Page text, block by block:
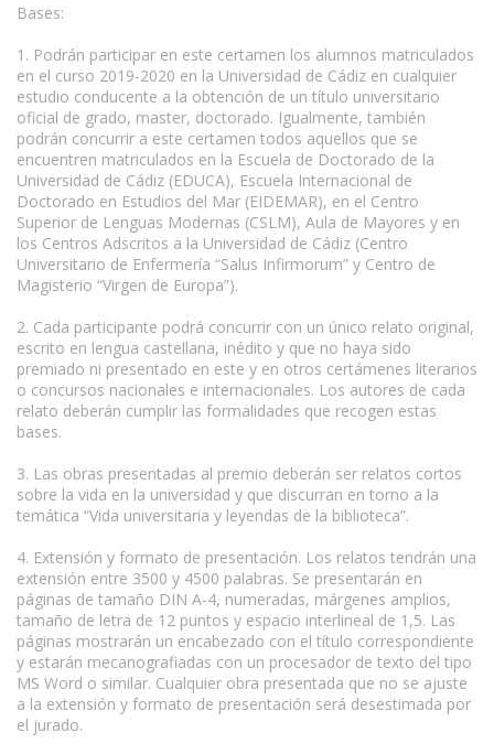
Bases:
1. Podrán participar en este certamen los alumnos matriculados
en el curso 2019-2020 en la Universidad de Cádiz en cualquier
estudio conducente a la obtención de un título universitario
oficial de grado, master, doctorado. Igualmente, también
podrán concurrir a este certamen todos aquellos que se
encuentren matriculados en la Escuela de Doctorado de la
Universidad de Cádiz (EDUCA), Escuela Internacional de
Doctorado en Estudios del Mar (EIDEMAR), en el Centro
Superior de Lenguas Modernas (CSLM), Aula de Mayores y en
los Centros Adscritos a la Universidad de Cádiz (Centro
Universitario de Enfermería “Salus Infirmorum” y Centro de
Magisterio “Virgen de Europa”).
2. Cada participante podrá concurrir con un único relato original,
escrito en lengua castellana, inédito y que no haya sido
premiado ni presentado en este y en otros certámenes literarios
o concursos nacionales e internacionales. Los autores de cada
relato deberán cumplir las formalidades que recogen estas
bases.
3. Las obras presentadas al premio deberán ser relatos cortos
sobre la vida en la universidad y que discurran en torno a la
temática “Vida universitaria y leyendas de la biblioteca”.
4. Extensión y formato de presentación. Los relatos tendrán una
extensión entre 3500 y 4500 palabras. Se presentarán en
páginas de tamaño DIN A-4, numeradas, márgenes amplios,
tamaño de letra de 12 puntos y espacio interlineal de 1,5. Las
páginas mostrarán un encabezado con el título correspondiente
y estarán mecanografiadas con un procesador de texto del tipo
MS Word o similar. Cualquier obra presentada que no se ajuste
a la extensión y formato de presentación será desestimada por
el jurado.